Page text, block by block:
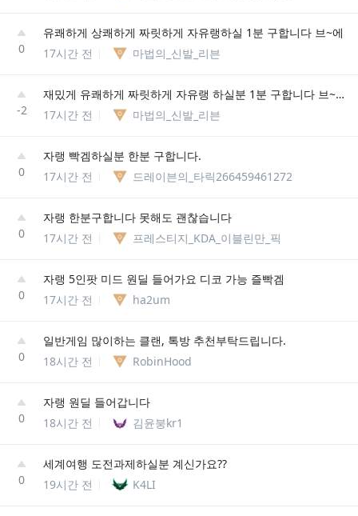
0
유쾌하게 상쾌하게 짜릿하게 자유랭하실 1분 구합니다 브~에
17시간 전
마법의_신발_리븐
-2
재밌게 유쾌하게 짜릿하게 자유랭 하실분 1분 구합니다 브~플래티넘
17시간 전
마법의_신발_리븐
0
자랭 빡겜하실분 한분 구합니다.
17시간 전
드레이븐의_타릭266459461272
0
자랭 한분구합니다 못해도 괜찮습니다
17시간 전
프레스티지_KDA_이블린만_픽
0
자랭 5인팟 미드 원딜 들어가요 디코 가능 즐빡겜
17시간 전
ha2um
0
일반게임 많이하는 클랜, 톡방 추천부탁드립니다.
18시간 전
RobinHood
0
자랭 원딜 들어갑니다
18시간 전
김윤붕kr1
0
세계여행 도전과제하실분 계신가요??
19시간 전
K4LI